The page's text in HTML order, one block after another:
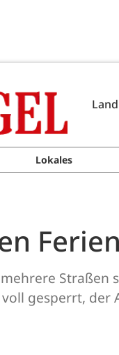
Lokales
Ferien
Straßen
gesperrt, der